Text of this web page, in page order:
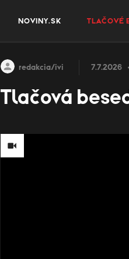
NOVINY.SK TLAČOVÉ
redakcia/ivi 7.7.2026
Tlačová